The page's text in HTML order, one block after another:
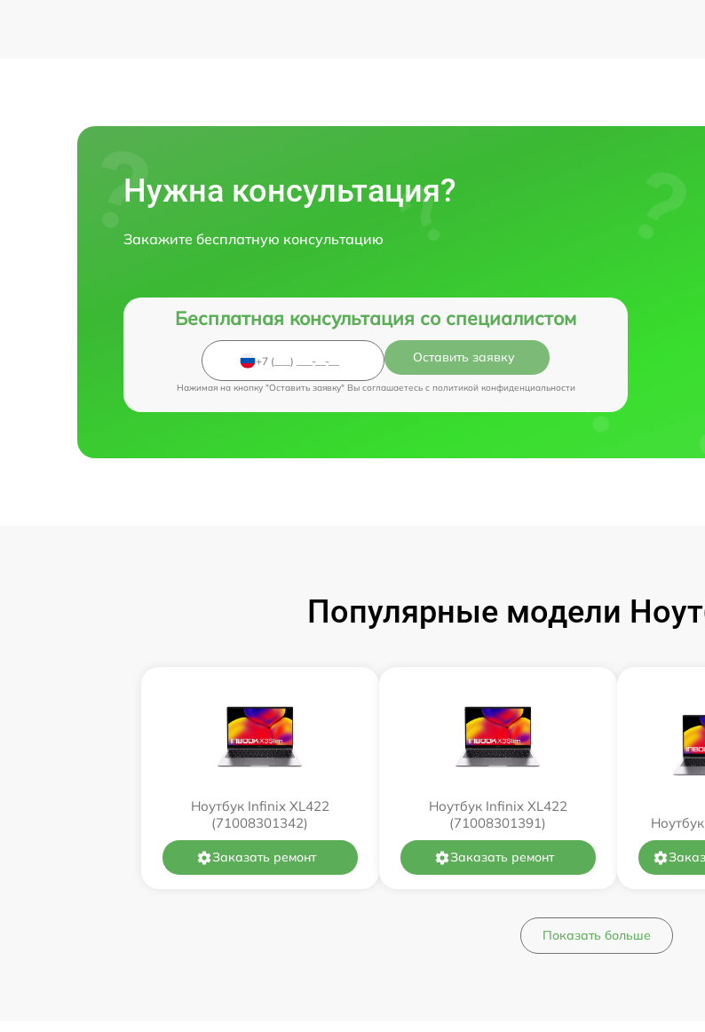
Нужна консультация?
Закажите бесплатную консультацию
Бесплатная консультация со специалистом
Оставить заявку
Нажимая на кнопку "Оставить заявку" Вы соглашаетесь c политикой конфиденциальности
Популярные модели
Ноутбук Infinix XL422
(71008301342)
Заказать ремонт
Ноутбук Infinix XL422
(71008301391)
Заказать ремонт
Показать больше